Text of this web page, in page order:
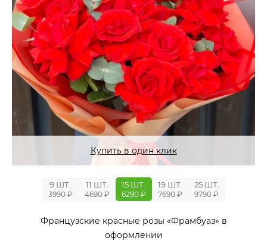
Купить в один клик
9 ШТ.
3990 ₽
11 ШТ.
4690 ₽
15 ШТ.
6290 ₽
19 ШТ.
7690 ₽
25 ШТ.
9790 ₽
Французские красные розы «Фрамбуаз» в
оформлении